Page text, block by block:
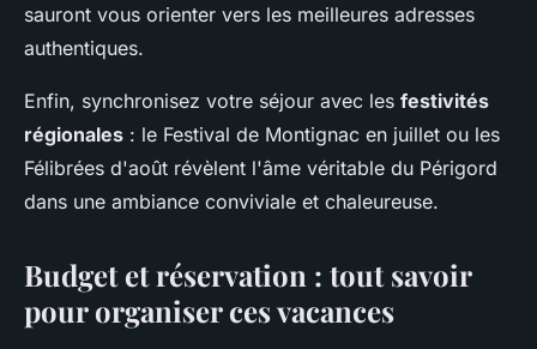
sauront vous orienter vers les meilleures adresses
authentiques.
Enfin, synchronisez votre séjour avec les festivités
régionales : le Festival de Montignac en juillet ou les
Félibrées d'août révèlent l'âme véritable du Périgord
dans une ambiance conviviale et chaleureuse.
Budget et réservation : tout savoir
pour organiser ces vacances